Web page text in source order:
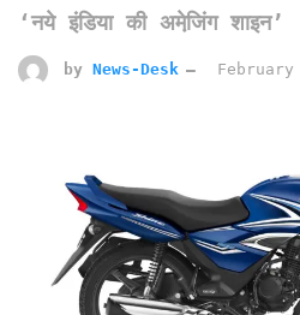
‘नये इंडिया की अमेजि़ंग शाइन’
by News-Desk